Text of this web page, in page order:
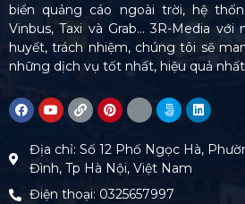
biển quảng cáo ngoài trời, hệ
Vinbus, Taxi và Grab… 3R-Media
huyết, trách nhiệm, chúng tôi sẽ
những dịch vụ tốt nhất, hiệu quả nhất
Địa chỉ: Số 12 Phố Ngọc Hà,
Đình, Tp Hà Nội, Việt Nam
Điện thoại: 0325657997